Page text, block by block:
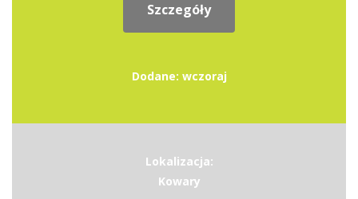
Szczegóły
Dodane: wczoraj
Lokalizacja:
Kowary